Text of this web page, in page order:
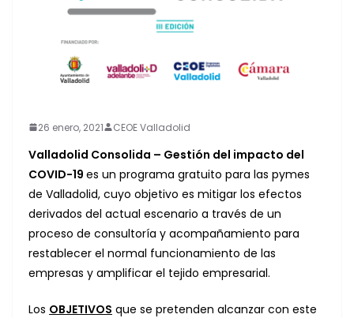
26 enero, 2021 CEOE Valladolid
Valladolid Consolida – Gestión del impacto del
COVID-19 es un programa gratuito para las pymes
de Valladolid, cuyo objetivo es mitigar los efectos
derivados del actual escenario a través de un
proceso de consultoría y acompañamiento para
restablecer el normal funcionamiento de las
empresas y amplificar el tejido empresarial.
Los OBJETIVOS que se pretenden alcanzar con este